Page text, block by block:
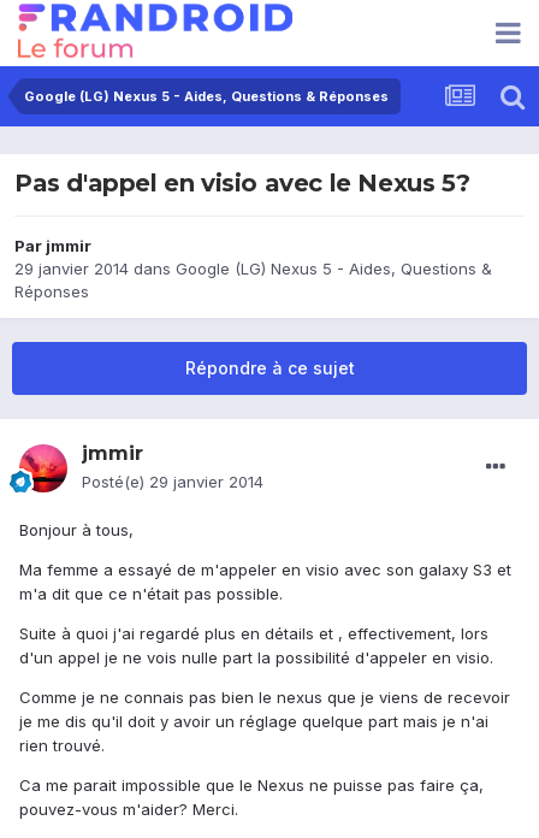
Google (LG) Nexus 5 - Aides, Questions & Réponses
Pas d'appel en visio avec le Nexus 5?
Par jmmir
29 janvier 2014 dans Google (LG) Nexus 5 - Aides, Questions &
Réponses
Répondre à ce sujet
jmmir
Posté(e) 29 janvier 2014
Bonjour à tous,
Ma femme a essayé de m'appeler en visio avec son galaxy S3 et
m'a dit que ce n'était pas possible.
Suite à quoi j'ai regardé plus en détails et , effectivement, lors
d'un appel je ne vois nulle part la possibilité d'appeler en visio.
Comme je ne connais pas bien le nexus que je viens de recevoir
je me dis qu'il doit y avoir un réglage quelque part mais je n'ai
rien trouvé.
Ca me parait impossible que le Nexus ne puisse pas faire ça,
pouvez-vous m'aider? Merci.